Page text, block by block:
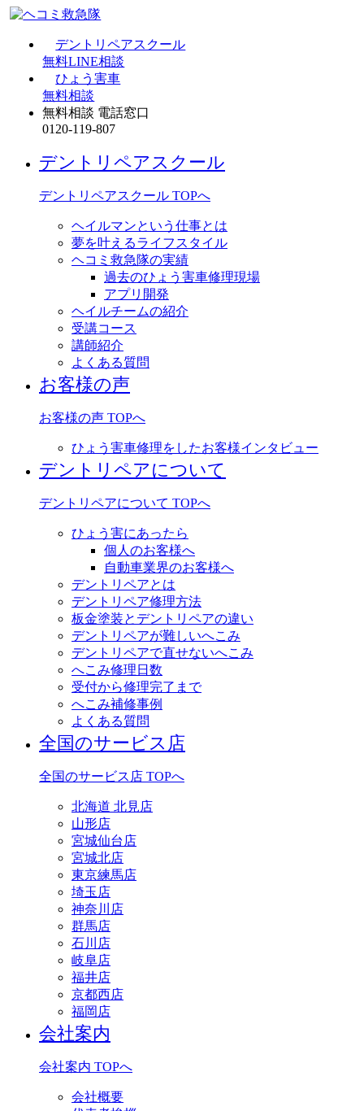
デントリペアスクール
無料LINE相談
ひょう害車
無料相談
無料相談 電話窓口
0120-119-807
デントリペアスクール
デントリペアスクール TOPへ
ヘイルマンという仕事とは
夢を叶えるライフスタイル
ヘコミ救急隊の実績
過去のひょう害車修理現場
アプリ開発
ヘイルチームの紹介
受講コース
講師紹介
よくある質問
お客様の声
お客様の声 TOPへ
ひょう害車修理をしたお客様インタビュー
デントリペアについて
デントリペアについて TOPへ
ひょう害にあったら
個人のお客様へ
自動車業界のお客様へ
デントリペアとは
デントリペア修理方法
板金塗装とデントリペアの違い
デントリペアが難しいへこみ
デントリペアで直せないへこみ
へこみ修理日数
受付から修理完了まで
へこみ補修事例
よくある質問
全国のサービス店
全国のサービス店 TOPへ
北海道 北見店
山形店
宮城仙台店
宮城北店
東京練馬店
埼玉店
神奈川店
群馬店
石川店
岐阜店
福井店
京都西店
福岡店
会社案内
会社案内 TOPへ
会社概要